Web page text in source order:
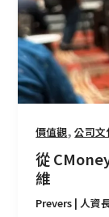
價值觀,公司文
從
維
Prevers | 人資
看
CMoney
的
長
線
維